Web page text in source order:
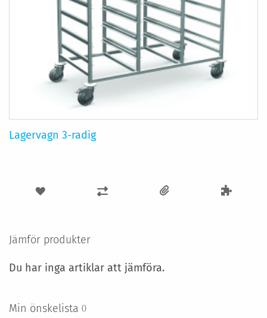
Lagervagn 3-radig
LÄGG
LÄGG
Jämför produkter
Du har inga artiklar att jämföra.
Min önskelista